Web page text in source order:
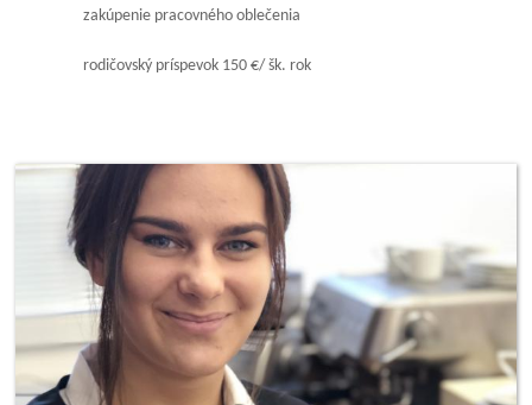
zakúpenie pracovného oblečenia
rodičovský príspevok 150 €/ šk. rok